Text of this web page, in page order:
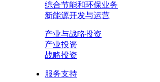
综合节能和环保业务
新能源开发与运营
产业与战略投资
产业投资
战略投资
服务支持